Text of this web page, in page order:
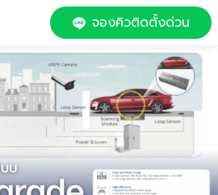
จองคิวติดตั้งด่วน